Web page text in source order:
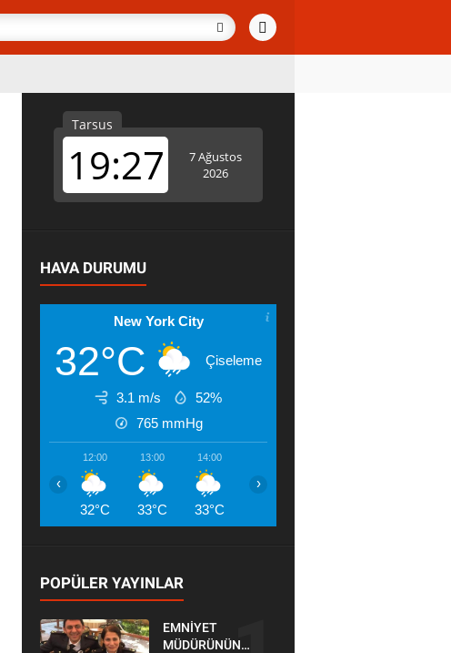
HAVA DURUMU
New York City
32°C Çiseleme
3.1 m/s
52%
765 mmHg
12:00
32°C
13:00
33°C
14:00
33°C
‹ ›
POPÜLER YAYINLAR
EMNİYET
MÜDÜRÜNÜN